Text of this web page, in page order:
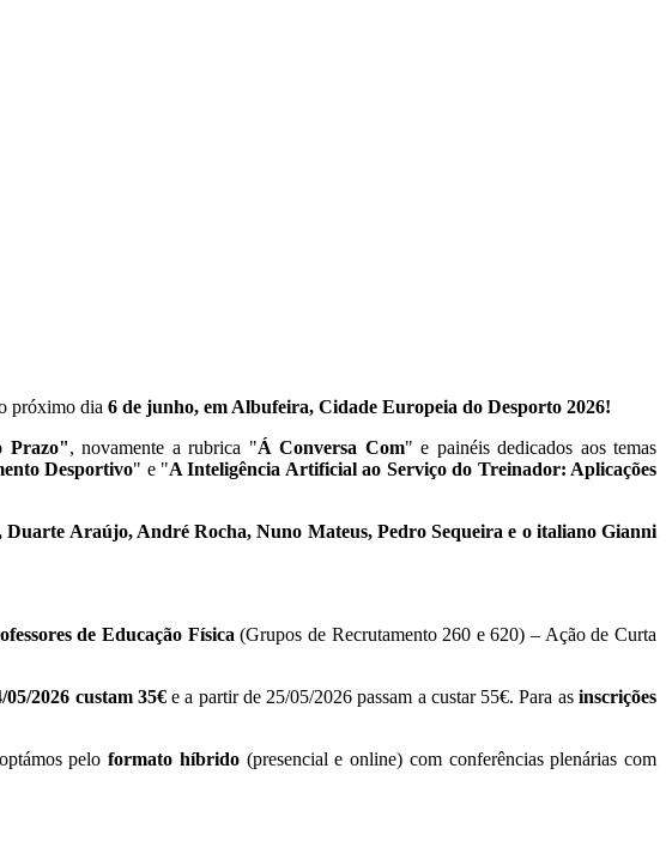
próximo dia 6 de junho, em Albufeira, Cidade Europeia do Desporto 2026!
Prazo", novamente a rubrica "Á Conversa Com" e painéis dedicados aos temas
Desportivo" e "A Inteligência Artificial ao Serviço do Treinador: Aplicações
Araújo, André Rocha, Nuno Mateus, Pedro Sequeira e o italiano Gianni
de Educação Física (Grupos de Recrutamento 260 e 620) – Ação de Curta
05/2026 custam 35€e a partir de 25/05/2026 passam a custar 55€. Para asinscrições
peloformato híbrido(presencial e online) com conferências plenárias com